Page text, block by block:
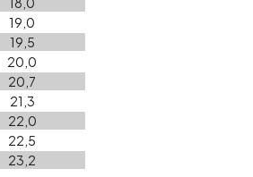
19,0
19,5
20,0
20,7
21,3
22,0
22,5
23,2